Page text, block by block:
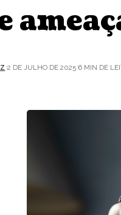
2 DE JULHO DE 2025 6 MIN DE